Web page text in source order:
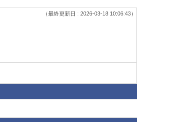
（最終更新日 : 2026-03-18 10:06:43）